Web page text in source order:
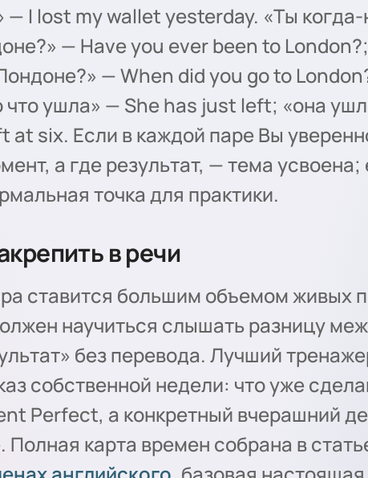
— I lost my wallet yesterday. «Ты
— Have you ever been to
— When did you go to
что ушла» — She has just left; «она
at six. Если в каждой паре Вы
а где результат, — тема
точка для практики.
в речи
ставится большим объемом живых
научиться слышать разницу
без перевода. Лучший
собственной недели: что уже
Perfect, а конкретный вчерашний
Полная карта времен собрана в